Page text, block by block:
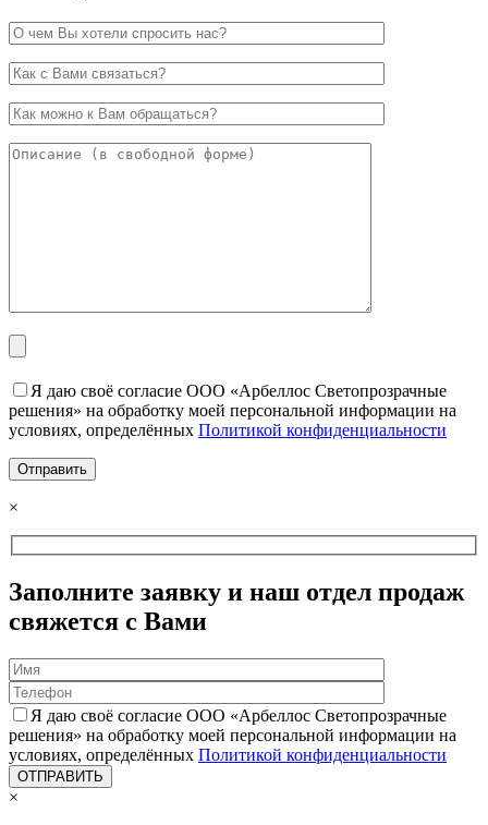
Я даю своё согласие ООО «Арбеллос Светопрозрачные
решения» на обработку моей персональной информации на
условиях, определённых Политикой конфиденциальности
×
Заполните заявку и наш отдел продаж
свяжется с Вами
Я даю своё согласие ООО «Арбеллос Светопрозрачные
решения» на обработку моей персональной информации на
условиях, определённых Политикой конфиденциальности
×